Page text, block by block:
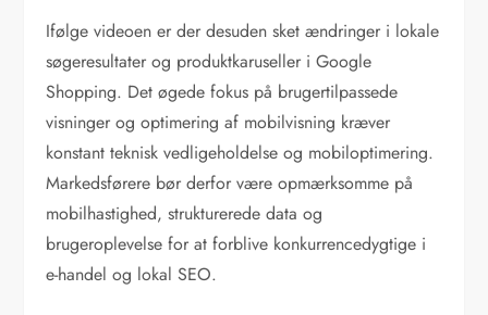
Ifølge videoen er der desuden sket ændringer i lokale
søgeresultater og produktkaruseller i Google
Shopping. Det øgede fokus på brugertilpassede
visninger og optimering af mobilvisning kræver
konstant teknisk vedligeholdelse og mobiloptimering.
Markedsførere bør derfor være opmærksomme på
mobilhastighed, strukturerede data og
brugeroplevelse for at forblive konkurrencedygtige i
e-handel og lokal SEO.